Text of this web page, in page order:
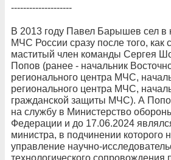
--------------------
В 2013 году Павел Барышев сел в
МЧС России сразу после того, как
маститый член команды Сергея
Попов (ранее - начальник
регионального центра МЧС,
регионального центра МЧС,
гражданской защиты МЧС). А
на службу в Министерство
Федерации и до 17.06.2024
министра, в подчинении которого
управление научно-